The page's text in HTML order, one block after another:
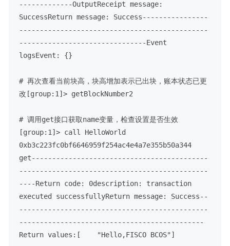
-------------OutputReceipt message:
SuccessReturn message: Success----------------
----------------------------------------------
-------------------------------Event
logsEvent: {}
# 再次查看当前块高，块高增加表示已出块，账本状态已更
改 [group:1]> getBlockNumber2
# 调用get接口获取name变量，检查设置是否生效
[group:1]> call HelloWorld
0xb3c223fc0bf6646959f254ac4e4a7e355b50a344
get-------------------------------------------
----------------------------------------------
----Return code: 0description: transaction
executed successfullyReturn message: Success--
----------------------------------------------
---------------------------------------------
Return values: [ "Hello,FISCO BCOS"]